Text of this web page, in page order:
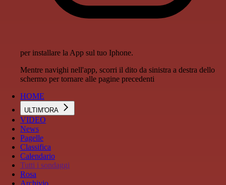
per installare la App sul tuo Iphone.
Mentre navighi nell'app, scorri il dito da sinistra a destra dello
schermo per tornare alle pagine precedenti
HOME
ULTIM'ORA
VIDEO
News
Pagelle
Classifica
Calendario
Tutti i sondaggi
Rosa